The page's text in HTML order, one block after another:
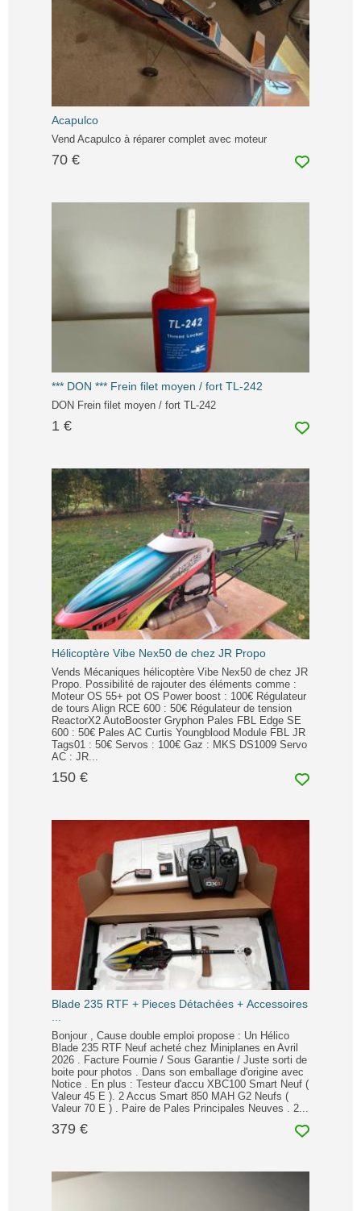
Acapulco
Vend Acapulco à réparer complet avec moteur
70 €
*** DON *** Frein filet moyen / fort TL-242
DON Frein filet moyen / fort TL-242
1 €
Hélicoptère Vibe Nex50 de chez JR Propo
Vends Mécaniques hélicoptère Vibe Nex50 de chez JR
Propo. Possibilité de rajouter des éléments comme :
Moteur OS 55+ pot OS Power boost : 100€ Régulateur
de tours Align RCE 600 : 50€ Régulateur de tension
ReactorX2 AutoBooster Gryphon Pales FBL Edge SE
600 : 50€ Pales AC Curtis Youngblood Module FBL JR
Tags01 : 50€ Servos : 100€ Gaz : MKS DS1009 Servo
AC : JR...
150 €
Blade 235 RTF + Pieces Détachées + Accessoires
Bonjour , Cause double emploi propose : Un Hélico
Blade 235 RTF Neuf acheté chez Miniplanes en Avril
2026 . Facture Fournie / Sous Garantie / Juste sorti de
boite pour photos . Dans son emballage d'origine avec
Notice . En plus : Testeur d'accu XBC100 Smart Neuf (
Valeur 45 E ). 2 Accus Smart 850 MAH G2 Neufs (
Valeur 70 E ) . Paire de Pales Principales Neuves . 2...
379 €